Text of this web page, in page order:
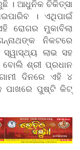
। ଆଧୁନିକ ଚିକିତ୍ସା
। ଏଥିପାଇଁ
ରୋଗର ମୁକାବିଲା
ନିକଟରେ
ଲାଭ ସହ
ବୋଲି ଶ୍ରୀ ପ୍ରଧାନ
ଦିନରେ ଏହି ୪
ପାଖରେ ପୁଷ୍ଟି କିଟ୍